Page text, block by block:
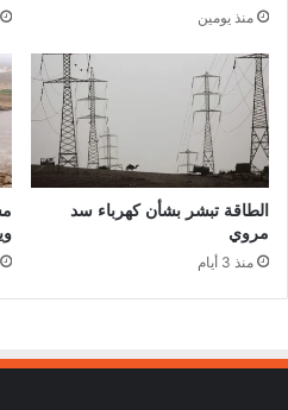
منذ يومين
الطاقة تبشر بشأن كهرباء سد
مروي
منذ 3 أيام